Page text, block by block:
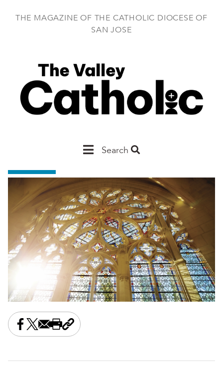
THE MAGAZINE OF THE CATHOLIC DIOCESE OF
SAN JOSE
Main
Jose
Search
Share this on Facebook
Share this on X
Share this by email
Print this page
Copy the page address